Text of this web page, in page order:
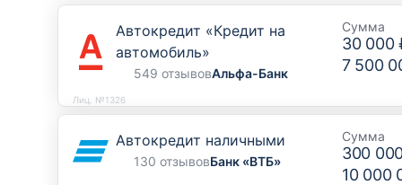
Автокредит «Кредит на
автомобиль»
549 отзывовАльфа-Банк
Сумма
30 000
7 500
Лиц. №1326
Автокредит наличными
130 отзывовБанк «ВТБ»
Сумма
300
10 000